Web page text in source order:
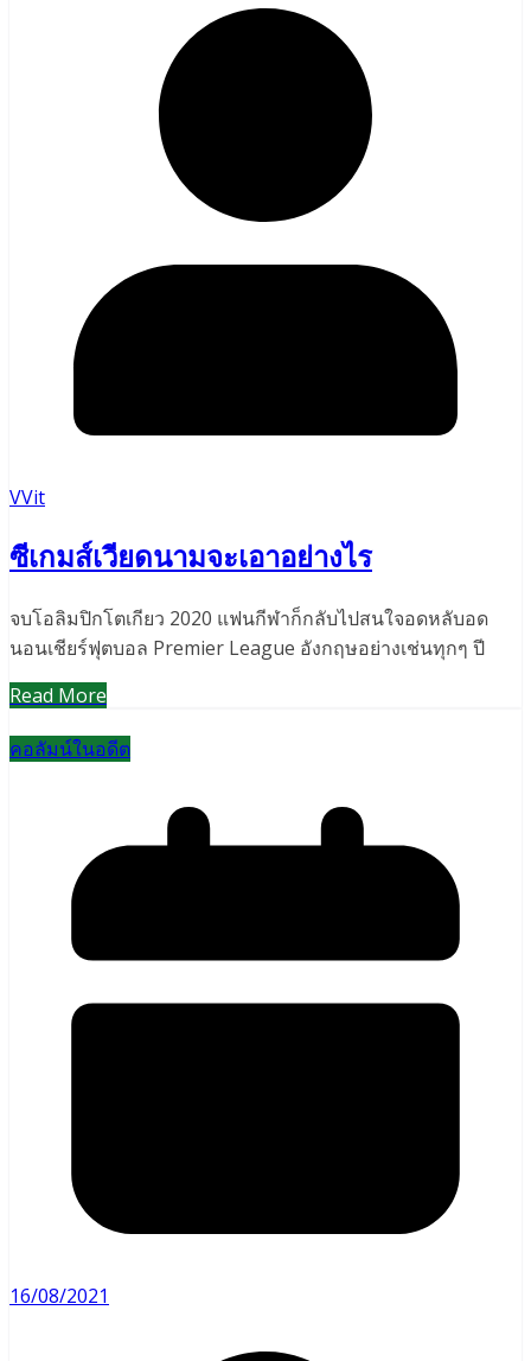
VVit
ซีเกมส์เวียดนามจะเอาอย่างไร
จบโอลิมปิกโตเกียว 2020 แฟนกีฬาก็กลับไปสนใจอดหลับอด
นอนเชียร์ฟุตบอล Premier League อังกฤษอย่างเช่นทุกๆ ปี
Read More
คอลัมน์ในอดีต
16/08/2021